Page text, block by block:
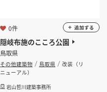
隠岐布施のこころ公園
鳥取県
その他建築物 鳥取県
改装（リ
ニューアル）
岩山哲川建築事務所
0件 追加する